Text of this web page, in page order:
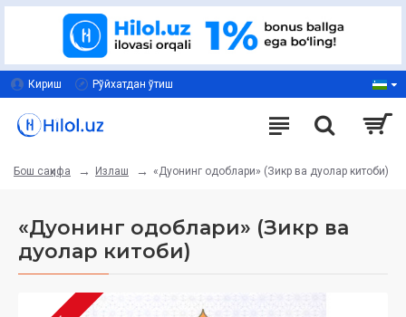
Кириш Рўйхатдан ўтиш
Бош саҳифа Излаш «Дуонинг одоблари» (Зикр ва дуолар китоби)
«Дуонинг одоблари» (Зикр ва
дуолар китоби)